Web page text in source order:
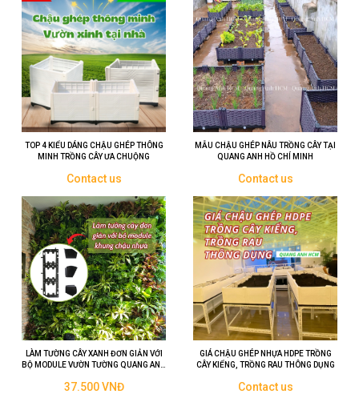
TOP 4 KIỂU DÁNG CHẬU GHÉP THÔNG
MINH TRỒNG CÂY ƯA CHUỘNG
Contact us
MẪU CHẬU GHÉP NÂU TRỒNG CÂY TẠI
QUANG ANH HỒ CHÍ MINH
Contact us
LÀM TƯỜNG CÂY XANH ĐƠN GIẢN VỚI
BỘ MODULE VƯỜN TƯỜNG QUANG ANH
37.500 VNĐ
GIÁ CHẬU GHÉP NHỰA HDPE TRỒNG
CÂY KIỂNG, TRỒNG RAU THÔNG DỤNG
Contact us